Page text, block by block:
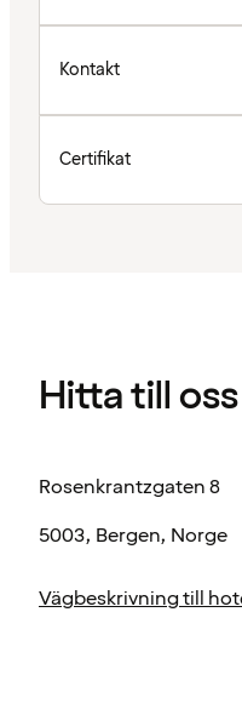
Kontakt
Certifikat
Hitta till oss
Rosenkrantzgaten 8
5003, Bergen, Norge
Vägbeskrivning till